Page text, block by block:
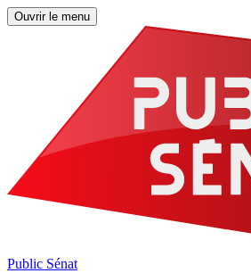
Ouvrir le menu
Public Sénat